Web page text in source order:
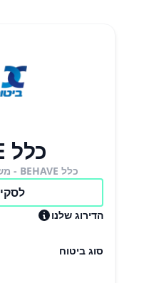
כלל BEHAVE
כלל BEHAVE - משתלם יותר לנהגים טובים
הדירוג שלנו
סוג ביטוח